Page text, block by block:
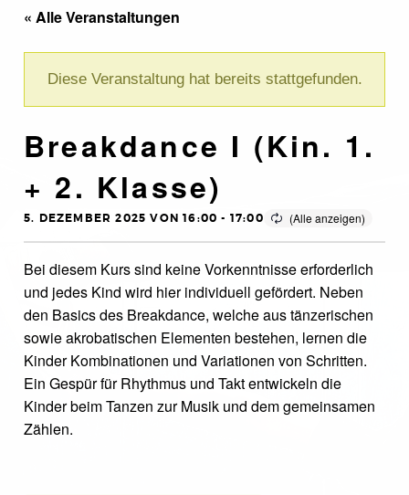
« Alle Veranstaltungen
Diese Veranstaltung hat bereits stattgefunden.
Breakdance I (Kin. 1.
+ 2. Klasse)
5. DEZEMBER 2025 VON 16:00 - 17:00
Bei diesem Kurs sind keine Vorkenntnisse erforderlich
und jedes Kind wird hier individuell gefördert. Neben
den Basics des Breakdance, welche aus tänzerischen
sowie akrobatischen Elementen bestehen, lernen die
Kinder Kombinationen und Variationen von Schritten.
Ein Gespür für Rhythmus und Takt entwickeln die
Kinder beim Tanzen zur Musik und dem gemeinsamen
Zählen.